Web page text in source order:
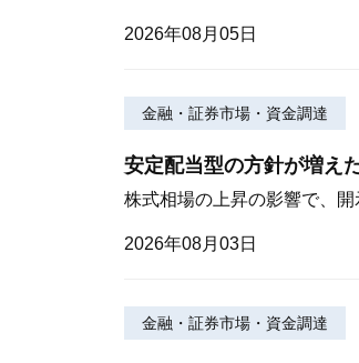
2026年08月05日
金融・証券市場・資金調達
安定配当型の方針が増え
株式相場の上昇の影響で、
2026年08月03日
金融・証券市場・資金調達